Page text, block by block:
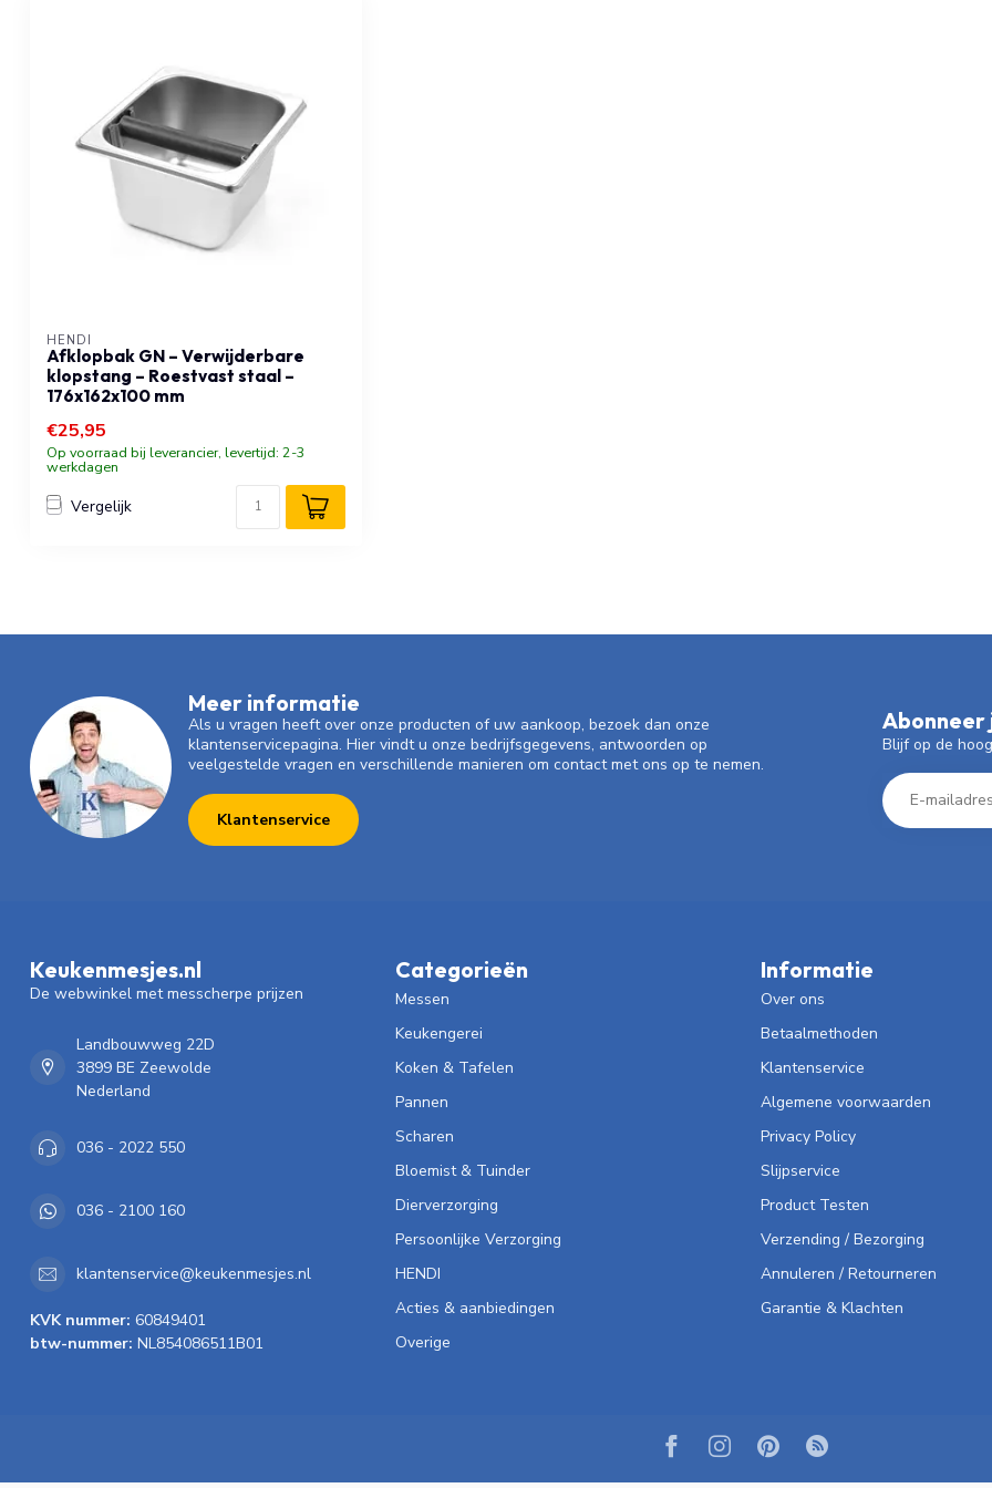
HENDI
Afklopbak GN – Verwijderbare
klopstang – Roestvast staal –
176x162x100 mm
€25,95
Op voorraad bij leverancier, levertijd: 2-3
werkdagen
Vergelijk
Meer informatie
Als u vragen heeft over onze producten of uw aankoop, bezoek dan onze
klantenservicepagina. Hier vindt u onze bedrijfsgegevens, antwoorden op
veelgestelde vragen en verschillende manieren om contact met ons op te nemen.
Klantenservice
Abonneer
Blijf op de
Keukenmesjes.nl
De webwinkel met messcherpe prijzen
Landbouwweg 22D
3899 BE Zeewolde
Nederland
036 - 2022 550
036 - 2100 160
klantenservice@keukenmesjes.nl
KVK nummer: 60849401
btw-nummer: NL854086511B01
Categorieën
Messen
Keukengerei
Koken & Tafelen
Pannen
Scharen
Bloemist & Tuinder
Dierverzorging
Persoonlijke Verzorging
HENDI
Acties & aanbiedingen
Overige
Informatie
Over ons
Betaalmethoden
Klantenservice
Algemene voorwaarden
Privacy Policy
Slijpservice
Product Testen
Verzending / Bezorging
Annuleren / Retourneren
Garantie & Klachten